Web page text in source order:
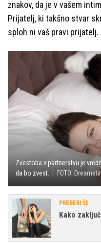
znakov, da je v vašem
Prijatelj, ki takšno stvar
sploh ni vaš pravi prijatelj.
Zvestoba v partnerstvu je
da bo zvest.
FOTO:
PREBERI ŠE
Kako